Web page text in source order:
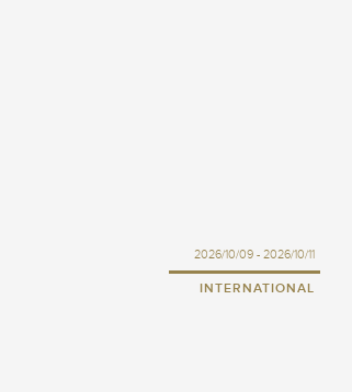
2026/10/09 - 2026/10/11
INTERNATIONAL